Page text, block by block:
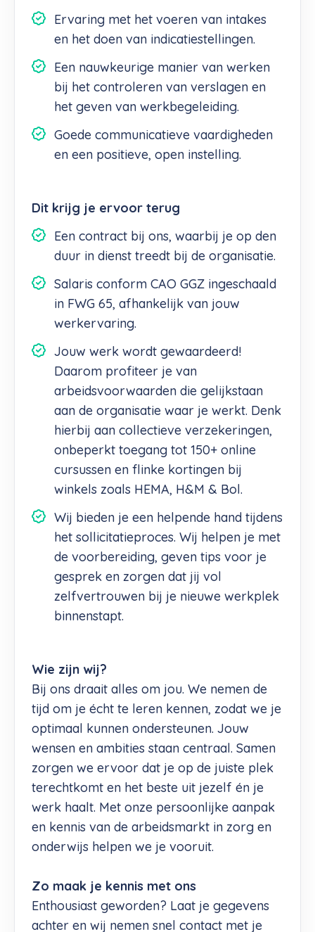
Ervaring met het voeren van intakes
en het doen van indicatiestellingen.
Een nauwkeurige manier van werken
bij het controleren van verslagen en
het geven van werkbegeleiding.
Goede communicatieve vaardigheden
en een positieve, open instelling.
Dit krijg je ervoor terug
Een contract bij ons, waarbij je op den
duur in dienst treedt bij de organisatie.
Salaris conform CAO GGZ ingeschaald
in FWG 65, afhankelijk van jouw
werkervaring.
Jouw werk wordt gewaardeerd!
Daarom profiteer je van
arbeidsvoorwaarden die gelijkstaan
aan de organisatie waar je werkt. Denk
hierbij aan collectieve verzekeringen,
onbeperkt toegang tot 150+ online
cursussen en flinke kortingen bij
winkels zoals HEMA, H&M & Bol.
Wij bieden je een helpende hand tijdens
het sollicitatieproces. Wij helpen je met
de voorbereiding, geven tips voor je
gesprek en zorgen dat jij vol
zelfvertrouwen bij je nieuwe werkplek
binnenstapt.
Wie zijn wij?
Bij ons draait alles om jou. We nemen de
tijd om je écht te leren kennen, zodat we je
optimaal kunnen ondersteunen. Jouw
wensen en ambities staan centraal. Samen
zorgen we ervoor dat je op de juiste plek
terechtkomt en het beste uit jezelf én je
werk haalt. Met onze persoonlijke aanpak
en kennis van de arbeidsmarkt in zorg en
onderwijs helpen we je vooruit.
Zo maak je kennis met ons
Enthousiast geworden? Laat je gegevens
achter en wij nemen snel contact met je